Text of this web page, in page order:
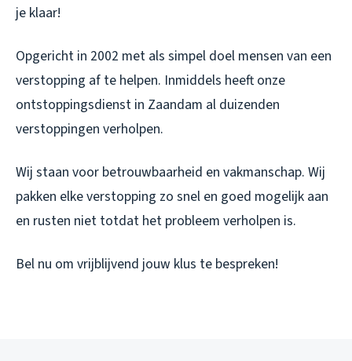
je klaar!
Opgericht in 2002 met als simpel doel mensen van een
verstopping af te helpen. Inmiddels heeft onze
ontstoppingsdienst in Zaandam al duizenden
verstoppingen verholpen.
Wij staan voor betrouwbaarheid en vakmanschap. Wij
pakken elke verstopping zo snel en goed mogelijk aan
en rusten niet totdat het probleem verholpen is.
Bel nu om vrijblijvend jouw klus te bespreken!